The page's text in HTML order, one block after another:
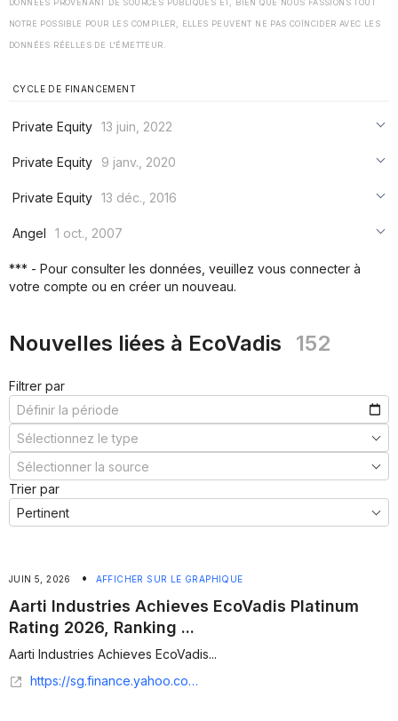
DONNÉES PROVENANT DE SOURCES PUBLIQUES ET, BIEN QUE NOUS FASSIONS TOUT
NOTRE POSSIBLE POUR LES COMPILER, ELLES PEUVENT NE PAS COÏNCIDER AVEC LES
DONNÉES RÉELLES DE L'ÉMETTEUR.
CYCLE DE FINANCEMENT
Private Equity 13 juin, 2022
***
Private Equity
9 janv., 2020
***
Private Equity 13 déc., 2016
***
Angel
1 oct., 2007
*** - Pour consulter les données, veuillez vous connecter à
votre compte ou en créer un nouveau.
Nouvelles liées à EcoVadis 152
Filtrer par
Trier par
JUIN 5, 2026 • AFFICHER SUR LE GRAPHIQUE
Aarti Industries Achieves EcoVadis Platinum
Rating 2026, Ranking ...
Aarti Industries Achieves EcoVadis...
https://sg.finance.yahoo.com/news/aarti-industries-achieves-ecovadis-platinum-134800702.html